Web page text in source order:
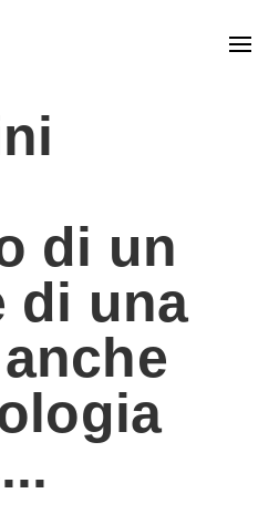
di un
di una